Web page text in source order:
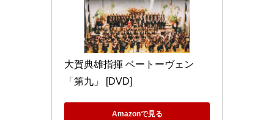
大賀典雄指揮 ベートーヴェン
「第九」 [DVD]
Amazonで見る